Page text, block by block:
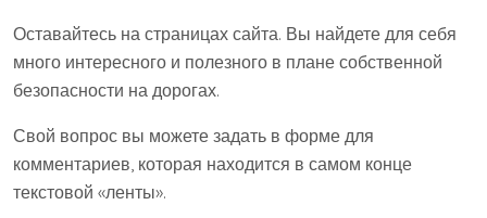
Оставайтесь на страницах сайта. Вы найдете для себя
много интересного и полезного в плане собственной
безопасности на дорогах.
Свой вопрос вы можете задать в форме для
комментариев, которая находится в самом конце
текстовой «ленты».